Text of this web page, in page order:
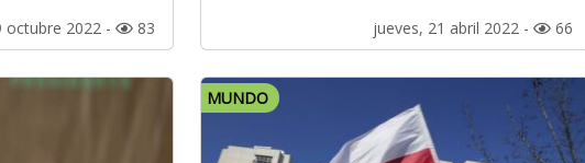
octubre 2022 - 83 jueves, 21 abril 2022 - 66
MUNDO